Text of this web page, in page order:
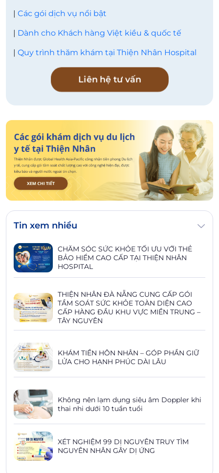
| Các gói dịch vụ nổi bật
| Dành cho Khách hàng Việt kiều & quốc tế
| Quy trình thăm khám tại Thiện Nhân Hospital
Liên hệ tư vấn
Tin xem nhiều
CHĂM SÓC SỨC KHỎE TỐI ƯU VỚI THẺ
BẢO HIỂM CAO CẤP TẠI THIỆN NHÂN
HOSPITAL
THIỆN NHÂN ĐÀ NẴNG CUNG CẤP GÓI
TẦM SOÁT SỨC KHỎE TOÀN DIỆN CAO
CẤP HÀNG ĐẦU KHU VỰC MIỀN TRUNG –
TÂY NGUYÊN
KHÁM TIỀN HÔN NHÂN – GÓP PHẦN GIỮ
LỬA CHO HẠNH PHÚC DÀI LÂU
Không nên lạm dụng siêu âm Doppler khi
thai nhi dưới 10 tuần tuổi
XÉT NGHIỆM 99 DỊ NGUYÊN TRUY TÌM
NGUYÊN NHÂN GÂY DỊ ỨNG